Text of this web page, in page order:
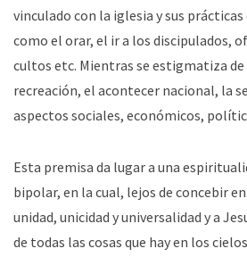
vinculado con la iglesia y sus
como el orar, el ir a los discipulados,
cultos etc. Mientras se estigmatiza
recreación, el acontecer nacional, la
aspectos sociales, económicos,
Esta premisa da lugar a una
bipolar, en la cual, lejos de concebir
unidad, unicidad y universalidad y a
de todas las cosas que hay en los